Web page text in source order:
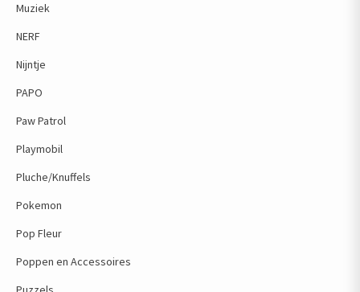
Muziek
NERF
Nijntje
PAPO
Paw Patrol
Playmobil
Pluche/Knuffels
Pokemon
Pop Fleur
Poppen en Accessoires